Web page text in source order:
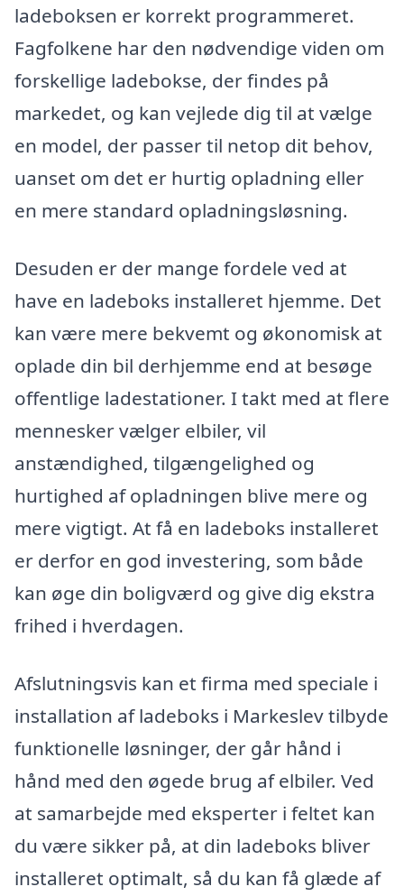
ladeboksen er korrekt programmeret.
Fagfolkene har den nødvendige viden om
forskellige ladebokse, der findes på
markedet, og kan vejlede dig til at vælge
en model, der passer til netop dit behov,
uanset om det er hurtig opladning eller
en mere standard opladningsløsning.
Desuden er der mange fordele ved at
have en ladeboks installeret hjemme. Det
kan være mere bekvemt og økonomisk at
oplade din bil derhjemme end at besøge
offentlige ladestationer. I takt med at flere
mennesker vælger elbiler, vil
anstændighed, tilgængelighed og
hurtighed af opladningen blive mere og
mere vigtigt. At få en ladeboks installeret
er derfor en god investering, som både
kan øge din boligværd og give dig ekstra
frihed i hverdagen.
Afslutningsvis kan et firma med speciale i
installation af ladeboks i Markeslev tilbyde
funktionelle løsninger, der går hånd i
hånd med den øgede brug af elbiler. Ved
at samarbejde med eksperter i feltet kan
du være sikker på, at din ladeboks bliver
installeret optimalt, så du kan få glæde af